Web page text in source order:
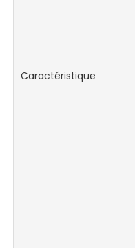
Caractéristique